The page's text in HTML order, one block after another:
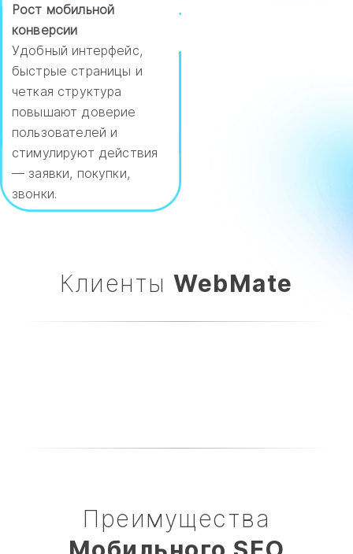
Рост мобильной
конверсии
Удобный интерфейс,
быстрые страницы и
четкая структура
повышают доверие
пользователей и
стимулируют действия
— заявки, покупки,
звонки.
Клиенты WebMate​
Преимущества